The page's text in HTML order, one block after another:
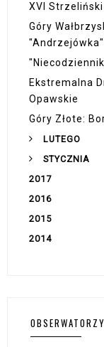
XVI
Góry
Ekstremalna
Opawskie
Góry Złote:
LUTEGO
STYCZNIA
2017
2016
2015
2014
OBSERWATORZY